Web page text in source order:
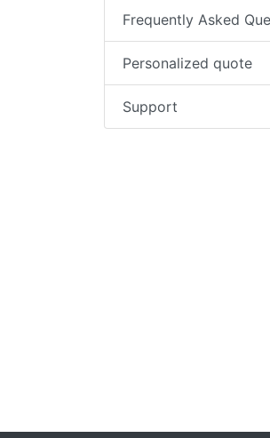
Frequently Asked
Personalized quote
Support